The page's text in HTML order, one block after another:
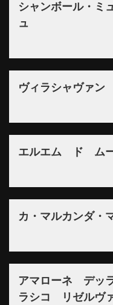
シャンボール・ミ
ュ
ヴィラシャヴァ
エルエム ド ム
カ・マルカンダ・
アマローネ デッ
ラシコ リゼルヴ